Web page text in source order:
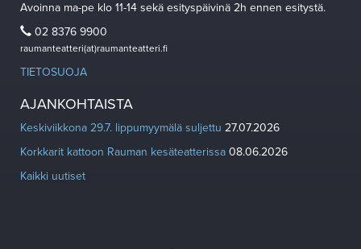
Avoinna ma-pe klo 11-14 sekä esityspäivinä 2h ennen esitystä.
02 8376 9900
raumanteatteri(at)raumanteatteri.fi
TIETOSUOJA
AJANKOHTAISTA
Keskiviikkona 29.7. lippumyymälä suljettu 27.07.2026
Korkkarit kattoon Rauman kesäteatterissa 08.06.2026
Kaikki uutiset